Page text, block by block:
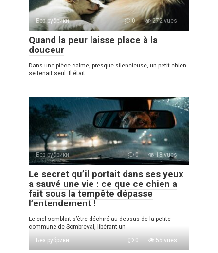
Без рубрики 0 272 vues
Quand la peur laisse place à la
douceur
Dans une pièce calme, presque silencieuse, un petit chien
se tenait seul. Il était
Без рубрики 0 18 vues
Le secret qu’il portait dans ses yeux
a sauvé une vie : ce que ce chien a
fait sous la tempête dépasse
l’entendement !
Le ciel semblait s’être déchiré au-dessus de la petite
commune de Sombreval, libérant un
Без рубрики
0 55 vues